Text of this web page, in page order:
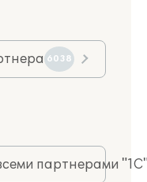
6038
партнерами